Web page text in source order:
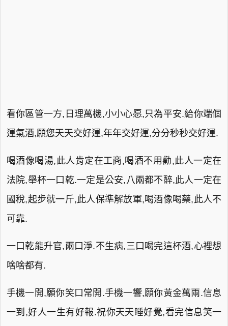
看你區管一方,日理萬機,小小心愿,只為平安.給你端個
運氣酒,願您天天交好運,年年交好運,分分秒秒交好運.
喝酒像喝湯,此人肯定在工商,喝酒不用勸,此人一定在
法院,舉杯一口乾.一定是公安,八兩都不醉,此人一定在
國稅,起步就一斤,此人保準解放軍,喝酒像喝藥,此人不
可靠.
一口乾能升官,兩口淨.不生病,三口喝完這杯酒,心裡想
啥啥都有.
手機一開,願你笑口常開.手機一響,願你黃金萬兩.信息
一到,好人一生有好報.祝你天天睡好覺,看完信息笑一